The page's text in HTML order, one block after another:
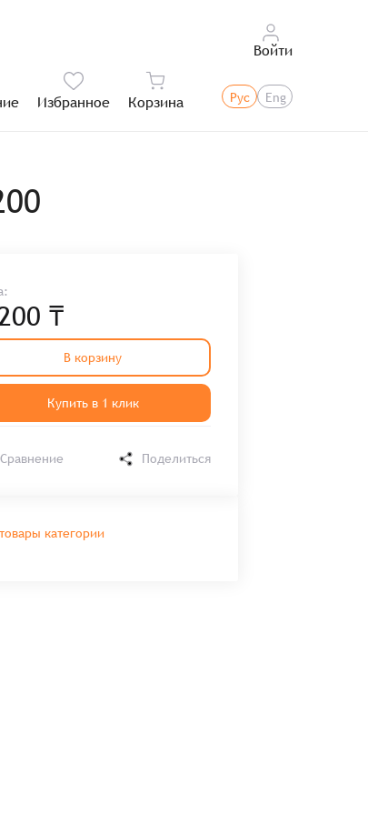
Войти
Избранное Корзина Рус Eng
₸
В корзину
Купить в 1 клик
Сравнение Поделиться
категории